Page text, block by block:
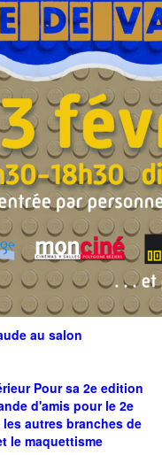
au salon
Pour sa 2e edition
d'amis pour le 2e
autres branches de
le maquettisme